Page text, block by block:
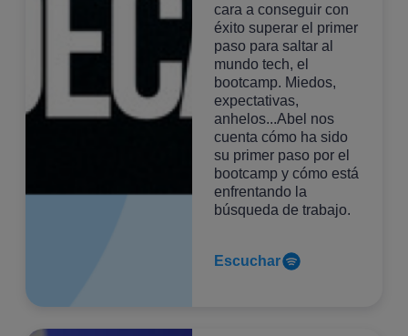
cara a conseguir con
éxito superar el primer
paso para saltar al
mundo tech, el
bootcamp. Miedos,
expectativas,
anhelos...Abel nos
cuenta cómo ha sido
su primer paso por el
bootcamp y cómo está
enfrentando la
búsqueda de trabajo.
Escuchar